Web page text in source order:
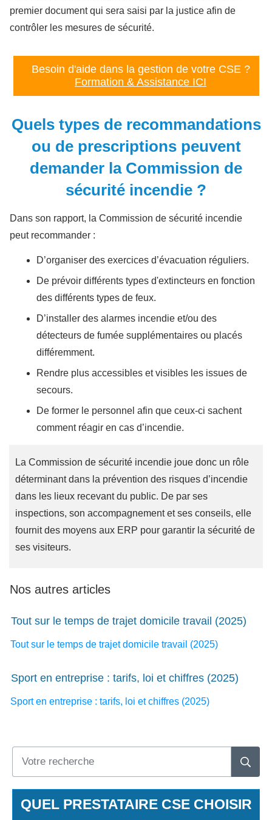
premier document qui sera saisi par la justice afin de
contrôler les mesures de sécurité.
Besoin d'aide dans la gestion de votre CSE ?
Formation & Assistance ICI
Quels types de recommandations
ou de prescriptions peuvent
demander la Commission de
sécurité incendie ?
Dans son rapport, la Commission de sécurité incendie
peut recommander :
D’organiser des exercices d’évacuation réguliers.
De prévoir différents types d'extincteurs en fonction
des différents types de feux.
D’installer des alarmes incendie et/ou des
détecteurs de fumée supplémentaires ou placés
différemment.
Rendre plus accessibles et visibles les issues de
secours.
De former le personnel afin que ceux-ci sachent
comment réagir en cas d’incendie.
La Commission de sécurité incendie joue donc un rôle
déterminant dans la prévention des risques d’incendie
dans les lieux recevant du public. De par ses
inspections, son accompagnement et ses conseils, elle
fournit des moyens aux ERP pour garantir la sécurité de
ses visiteurs.
Nos autres articles
Tout sur le temps de trajet domicile travail (2025)
Tout sur le temps de trajet domicile travail (2025)
Sport en entreprise : tarifs, loi et chiffres (2025)
Sport en entreprise : tarifs, loi et chiffres (2025)
QUEL PRESTATAIRE CSE CHOISIR